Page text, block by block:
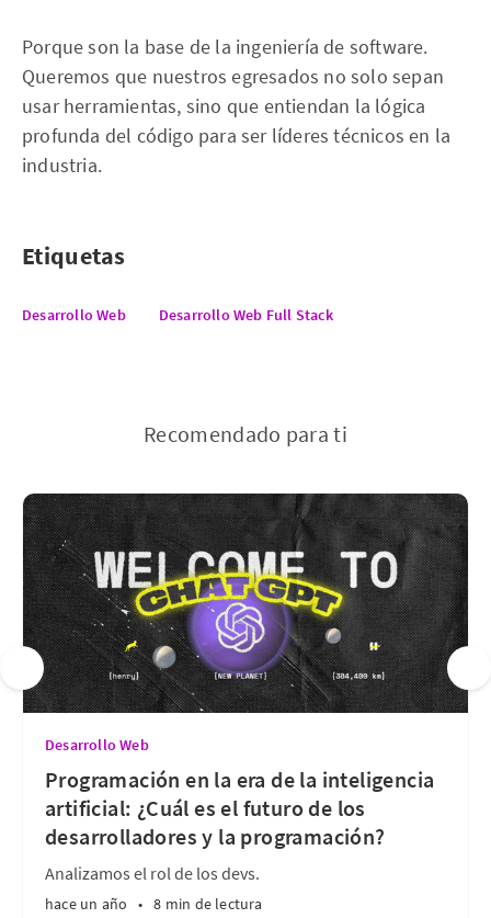
Porque son la base de la ingeniería de software.
Queremos que nuestros egresados no solo sepan
usar herramientas, sino que entiendan la lógica
profunda del código para ser líderes técnicos en la
industria.
Etiquetas
Desarrollo Web Desarrollo Web Full Stack
Recomendado para ti
Desarrollo Web
Programación en la era de la inteligencia
artificial: ¿Cuál es el futuro de los
desarrolladores y la programación?
Analizamos el rol de los devs.
hace un año • 8 min de lectura